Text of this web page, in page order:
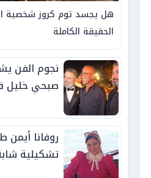
هل يجسد توم كروز شخصية
الحقيقة الكاملة
نجوم الفن
صبحي خليل
روفانا أيمن
تشكيلية